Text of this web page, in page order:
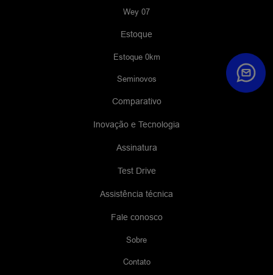
Wey 07
Estoque
Estoque 0km
Seminovos
Comparativo
Inovação e Tecnologia
Assinatura
Test Drive
Assistência técnica
Fale conosco
Sobre
Contato